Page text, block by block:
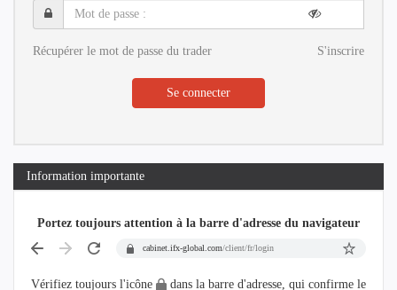
Mot
de
Récupérer le mot de passe du trader S'inscrire
Se connecter
Information importante
Portez toujours attention à la barre d'adresse du navigateur
cabinet.ifx-global.com/client/fr/login
Vérifiez toujours l'icône dans la barre d'adresse, qui confirme le